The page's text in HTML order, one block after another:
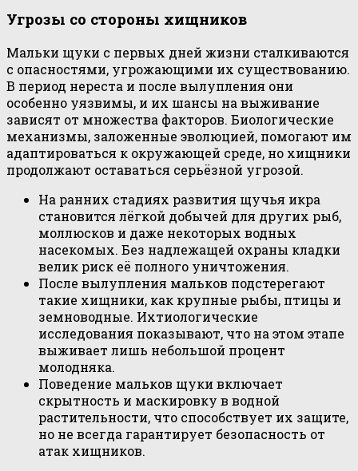
Угрозы со стороны хищников
Мальки щуки с первых дней жизни сталкиваются
с опасностями, угрожающими их существованию.
В период нереста и после вылупления они
особенно уязвимы, и их шансы на выживание
зависят от множества факторов. Биологические
механизмы, заложенные эволюцией, помогают им
адаптироваться к окружающей среде, но хищники
продолжают оставаться серьёзной угрозой.
На ранних стадиях развития щучья икра
становится лёгкой добычей для других рыб,
моллюсков и даже некоторых водных
насекомых. Без надлежащей охраны кладки
велик риск её полного уничтожения.
После вылупления мальков подстерегают
такие хищники, как крупные рыбы, птицы и
земноводные. Ихтиологические
исследования показывают, что на этом этапе
выживает лишь небольшой процент
молодняка.
Поведение мальков щуки включает
скрытность и маскировку в водной
растительности, что способствует их защите,
но не всегда гарантирует безопасность от
атак хищников.